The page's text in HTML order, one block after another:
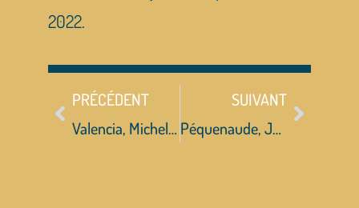
2022.
PRÉCÉDENT
Valencia, Michelle Tea
SUIVANT
Péquenaude, Juliette Rousseau